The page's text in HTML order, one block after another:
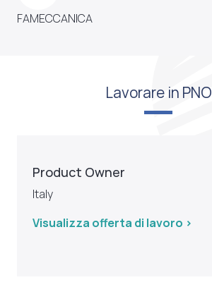
FAMECCANICA
Lavorare in PNO
Product Owner
Italy
Visualizza offerta di lavoro >